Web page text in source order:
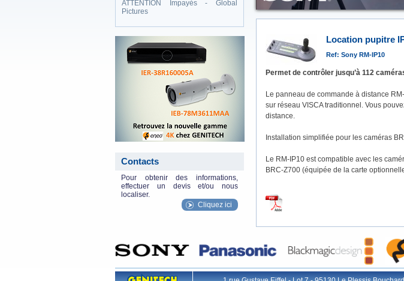
ATTENTION Impayés - Global
Pictures
Contacts
Pour obtenir des informations,
effectuer un devis et/ou nous
localiser.
Cliquez ici
Location pupitre
Ref: Sony RM-IP10
Permet de contrôler jusqu’à 112
Le panneau de commande à distance
sur réseau VISCA traditionnel. Vous
distance.
Installation simplifiée pour les caméras
Le RM-IP10 est compatible avec les
BRC-Z700 (équipée de la carte